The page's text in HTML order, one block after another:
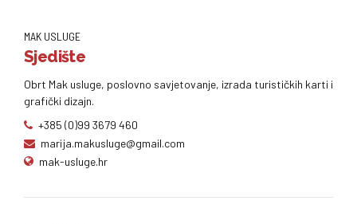
MAK USLUGE
Sjedište
Obrt Mak usluge, poslovno savjetovanje, izrada turističkih karti i
grafički dizajn.
+385 (0)99 3679 460
marija.makusluge@gmail.com
mak-usluge.hr